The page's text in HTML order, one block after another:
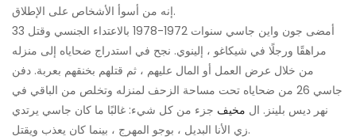
إنه من أسوأ الأشخاص على الإطلاق.
أمضى جون واين جاسي سنوات 1972-1978 بالاعتداء الجنسي وقتل 33
مراهقًا ورجلًا في شيكاغو ، إلينوي. نجح في استدراج ضحاياه إلى منزله
من خلال عرض العمل أو المال عليهم ، ثم قتلهم بخنقهم بعربة. دفن
جاسي 26 من ضحاياه تحت مساحة الزحف لمنزله وتخلص من الباقي في
نهر ديس بلينز. ال مخيف جزء من كل شيء: غالبًا ما كان جاسي يرتدي
زي الأنا البديل ، بوجو المهرج ، بينما كان يعذب ويقتل.